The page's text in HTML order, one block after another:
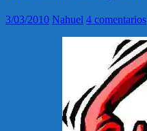
3/03/2010 Nahuel 4 comentarios